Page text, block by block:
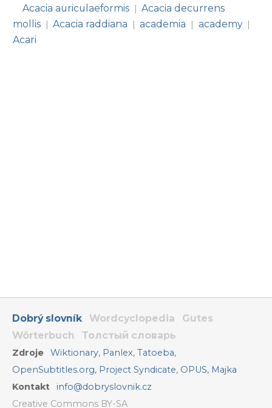
Acacia auriculaeformis | Acacia decurrens
mollis | Acacia raddiana | academia | academy |
Acari
Dobrý slovník Wordcyclopedia
Gutes
Wörterbuch
Толстый словарь
Zdroje Wiktionary, Panlex,Tatoeba,
OpenSubtitles.org, Project Syndicate, OPUS, Majka
Kontakt
info@dobryslovnik.cz
Creative Commons BY-SA